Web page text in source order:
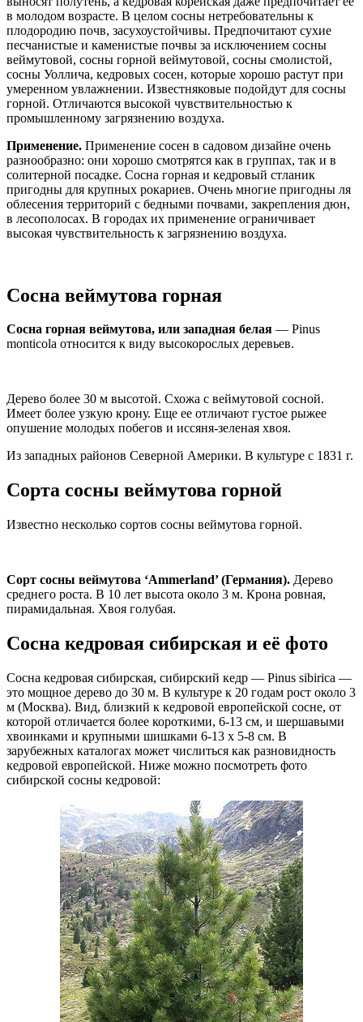
в молодом возрасте. В целом сосны нетребовательны к
плодородию почв, засухоустойчивы. Предпочитают сухие
песчанистые и каменистые почвы за исключением сосны
веймутовой, сосны горной веймутовой, сосны смолистой,
сосны Уоллича, кедровых сосен, которые хорошо растут при
умеренном увлажнении. Известняковые подойдут для сосны
горной. Отличаются высокой чувствительностью к
промышленному загрязнению воздуха.
Применение. Применение сосен в садовом дизайне очень
разнообразно: они хорошо смотрятся как в группах, так и в
солитерной посадке. Сосна горная и кедровый стланик
пригодны для крупных рокариев. Очень многие пригодны ля
облесения территорий с бедными почвами, закрепления дюн,
в лесополосах. В городах их применение ограничивает
высокая чувствительность к загрязнению воздуха.
Сосна веймутова горная
Сосна горная веймутова, или западная белая — Pinus
monticola относится к виду высокорослых деревьев.
Дерево более 30 м высотой. Схожа с веймутовой сосной.
Имеет более узкую крону. Еще ее отличают густое рыжее
опушение молодых побегов и иссяня-зеленая хвоя.
Из западных районов Северной Америки. В культуре с 1831 г.
Сорта сосны веймутова горной
Известно несколько сортов сосны веймутова горной.
Сорт сосны веймутова ‘Ammerland’ (Германия). Дерево
среднего роста. В 10 лет высота около 3 м. Крона ровная,
пирамидальная. Хвоя голубая.
Сосна кедровая сибирская и её фото
Сосна кедровая сибирская, сибирский кедр — Pinus sibirica —
это мощное дерево до 30 м. В культуре к 20 годам рост около 3
м (Москва). Вид, близкий к кедровой европейской сосне, от
которой отличается более короткими, 6-13 см, и шершавыми
хвоинками и крупными шишками 6-13 х 5-8 см. В
зарубежных каталогах может числиться как разновидность
кедровой европейской. Ниже можно посмотреть фото
сибирской сосны кедровой: